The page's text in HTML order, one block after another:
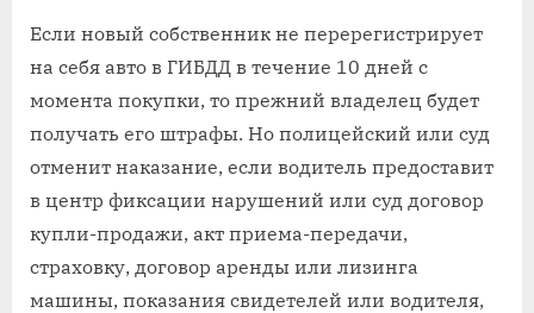
Если новый собственник не перерегистрирует
на себя авто в ГИБДД в течение 10 дней с
момента покупки, то прежний владелец будет
получать его штрафы. Но полицейский или суд
отменит наказание, если водитель предоставит
в центр фиксации нарушений или суд договор
купли-продажи, акт приема-передачи,
страховку, договор аренды или лизинга
машины, показания свидетелей или водителя,